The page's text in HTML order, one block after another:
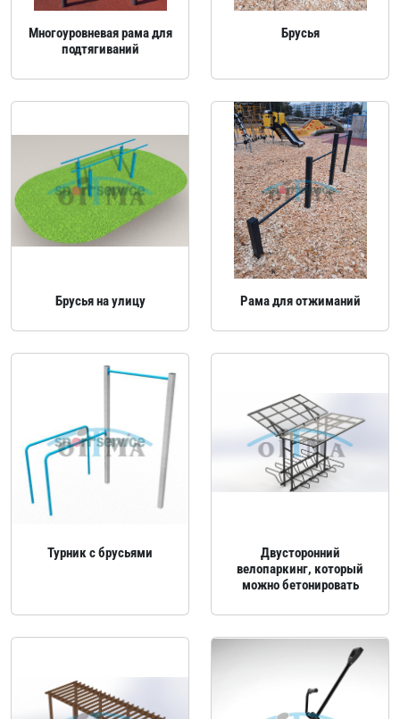
Многоуровневая рама для
подтягиваний
Брусья
Брусья на улицу Рама для отжиманий
Турник с брусьями
Двусторонний
велопаркинг, который
можно бетонировать